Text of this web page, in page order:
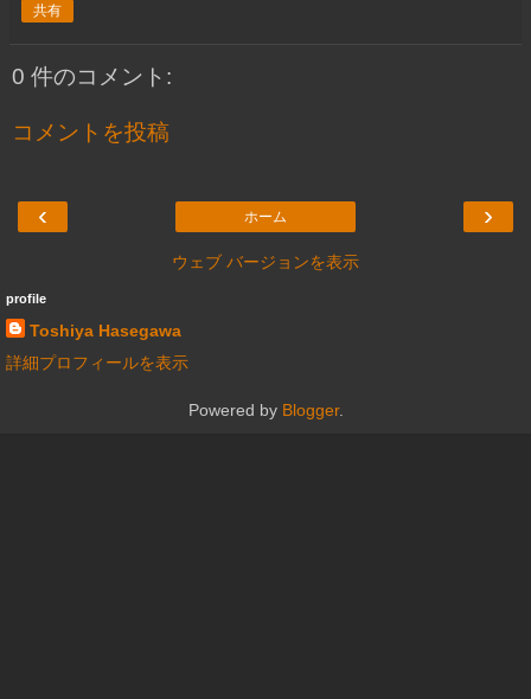
共有
0 件のコメント:
コメントを投稿
‹ ›
ホーム
ウェブ バージョンを表示
profile
Toshiya Hasegawa
詳細プロフィールを表示
Powered by Blogger.